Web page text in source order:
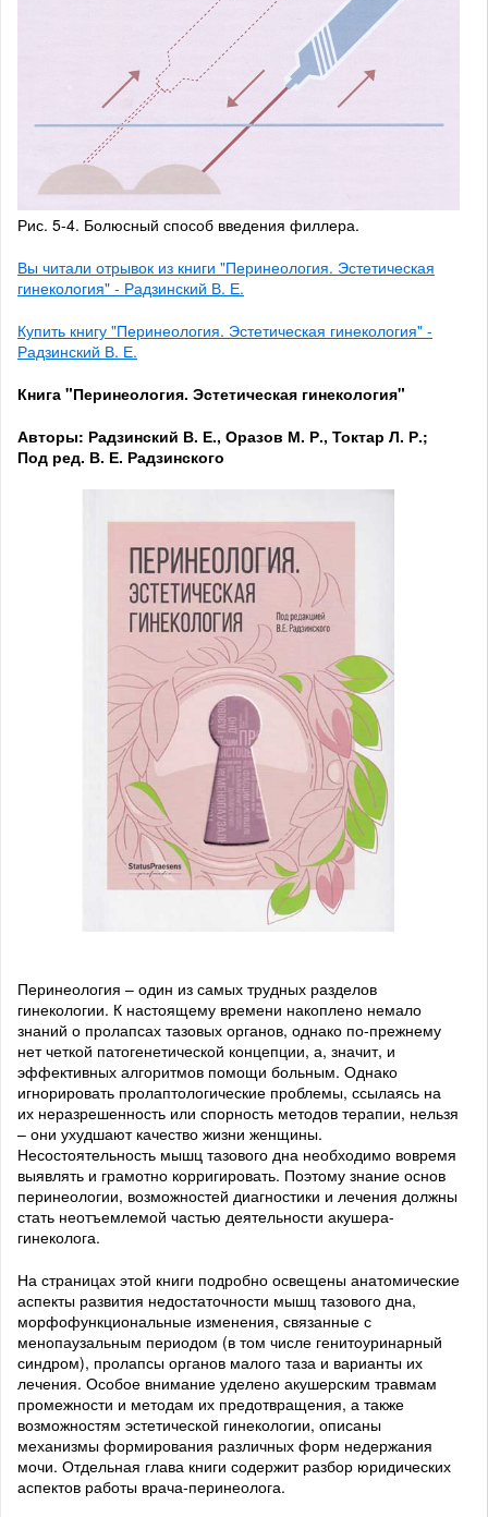
Рис. 5-4. Болюсный способ введения филлера.
Вы читали отрывок из книги "Перинеология. Эстетическая
гинекология" - Радзинский В. Е.
Купить книгу "Перинеология. Эстетическая гинекология" -
Радзинский В. Е.
Книга "Перинеология. Эстетическая гинекология"
Авторы: Радзинский В. Е., Оразов М. Р., Токтар Л. Р.;
Под ред. В. Е. Радзинского
Перинеология – один из самых трудных разделов
гинекологии. К настоящему времени накоплено немало
знаний о пролапсах тазовых органов, однако по-прежнему
нет четкой патогенетической концепции, а, значит, и
эффективных алгоритмов помощи больным. Однако
игнорировать пролаптологические проблемы, ссылаясь на
их неразрешенность или спорность методов терапии, нельзя
– они ухудшают качество жизни женщины.
Несостоятельность мышц тазового дна необходимо вовремя
выявлять и грамотно корригировать. Поэтому знание основ
перинеологии, возможностей диагностики и лечения должны
стать неотъемлемой частью деятельности акушера-
гинеколога.
На страницах этой книги подробно освещены анатомические
аспекты развития недостаточности мышц тазового дна,
морфофункциональные изменения, связанные с
менопаузальным периодом (в том числе генитоуринарный
синдром), пролапсы органов малого таза и варианты их
лечения. Особое внимание уделено акушерским травмам
промежности и методам их предотвращения, а также
возможностям эстетической гинекологии, описаны
механизмы формирования различных форм недержания
мочи. Отдельная глава книги содержит разбор юридических
аспектов работы врача-перинеолога.